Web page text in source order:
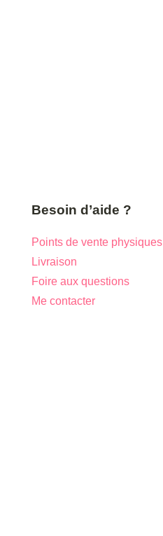
Besoin d’aide ?
Points de vente physiques
Livraison
Foire aux questions
Me contacter